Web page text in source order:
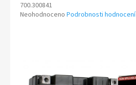
700.300841
Průměrné
hvězdiček.
Neohodnoceno Podrobnosti hodnocení